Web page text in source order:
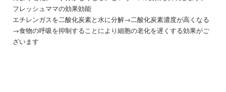
フレッシュママの効果効能
エチレンガスを二酸化炭素と水に分解→二酸化炭素濃度が高くなる
→食物の呼吸を抑制することにより細胞の老化を遅くする効果がご
ざいます